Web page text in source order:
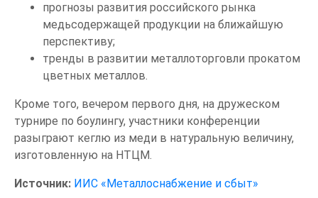
прогнозы развития российского рынка
медьсодержащей продукции на ближайшую
перспективу;
тренды в развитии металлоторговли прокатом
цветных металлов.
Кроме того, вечером первого дня, на дружеском
турнире по боулингу, участники конференции
разыграют кеглю из меди в натуральную величину,
изготовленную на НТЦМ.
Источник: ИИС «Металлоснабжение и сбыт»